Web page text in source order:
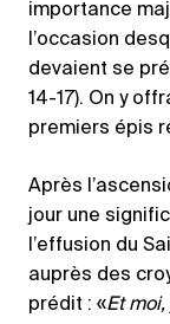
importance
l’occasion
devaient se
14-17). On y
premiers épis
Après
jour une
l’effusion du
auprès des
prédit : «Et